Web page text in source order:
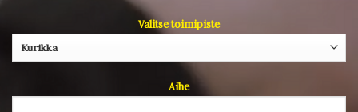
Valitse toimipiste
Aihe